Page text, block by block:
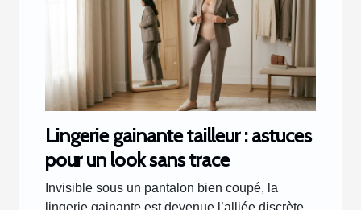
Lingerie gainante tailleur : astuces
pour un look sans trace
Invisible sous un pantalon bien coupé, la
lingerie gainante est devenue l’alliée discrète